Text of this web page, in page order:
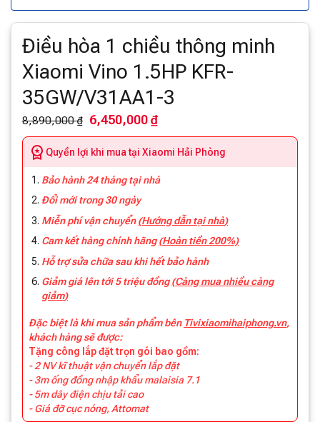
Điều hòa 1 chiều thông minh
Xiaomi Vino 1.5HP KFR-
35GW/V31AA1-3
8,890,000 ₫ 6,450,000 ₫
Quyền lợi khi mua tại Xiaomi Hải Phòng
Bảo hành 24 tháng tại nhà
Đổi mới trong 30 ngày
Miễn phí vận chuyển(Hướng dẫn tại nhà)
Cam kết hàng chính hãng(Hoàn tiền 200%)
Hỗ trợ sửa chữa sau khi hết bảo hành
Giảm giá lên tới 5 triệu đồng(Càng mua nhiều càng
giảm)
Đặc biệt là khi mua sản phẩm bên Tivixiaomihaiphong.vn,
khách hàng sẽ được:
Tặng công lắp đặt trọn gói bao gồm:
- 2 NV kĩ thuật vận chuyển lắp đặt
- 3m ống đồng nhập khẩu malaisia 7.1
- 5m dây điện chịu tải cao
- Giá đỡ cục nóng, Attomat